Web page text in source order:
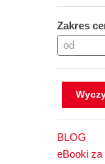
Zakres
BLOG
eBooki za